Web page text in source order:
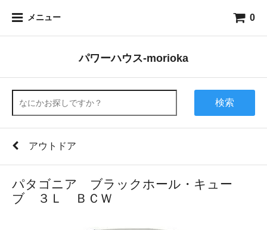
メニュー 0
パワーハウス-morioka
検索
アウトドア
パタゴニア ブラックホール・キュー
ブ ３Ｌ ＢＣＷ